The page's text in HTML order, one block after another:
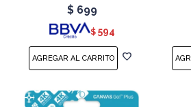
Purple
$ 699
$ 594